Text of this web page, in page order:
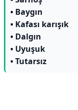
• Baygın
• Kafası karışık
• Dalgın
• Uyuşuk
• Tutarsız